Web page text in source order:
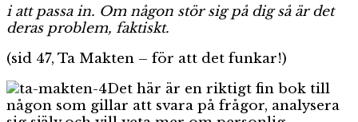
i att passa in. Om någon stör sig på dig så är det
deras problem, faktiskt.
(sid 47, Ta Makten – för att det funkar!)
Det här är en riktigt fin bok till
någon som gillar att svara på frågor, analysera